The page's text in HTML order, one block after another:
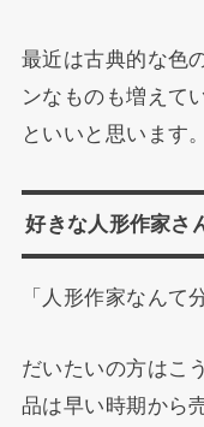
最近は古典的な色
ンなものも増えて
といいと思います。
好きな人形作家さ
「人形作家なんて
だいたいの方はこ
品は早い時期から